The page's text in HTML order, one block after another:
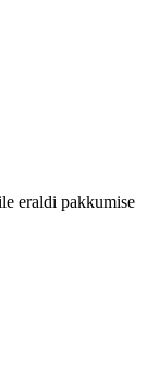
eraldi pakkumise